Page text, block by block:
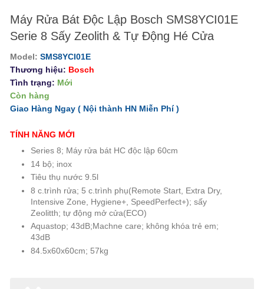
Máy Rửa Bát Độc Lập Bosch SMS8YCI01E
Serie 8 Sấy Zeolith & Tự Động Hé Cửa
Model: SMS8YCI01E
Thương hiệu: Bosch
Tình trạng: Mới
Còn hàng
Giao Hàng Ngay ( Nội thành HN Miễn Phí)
TÍNH NĂNG MỚI
Series 8; Máy rửa bát HC độc lập 60cm
14 bộ; inox
Tiêu thụ nước 9.5l
8 c.trình rửa; 5 c.trình phụ(Remote Start, Extra Dry,
Intensive Zone, Hygiene+, SpeedPerfect+); sấy
Zeolitth; tự động mở cửa(ECO)
Aquastop; 43dB;Machne care; không khóa trẻ em;
43dB
84.5x60x60cm; 57kg